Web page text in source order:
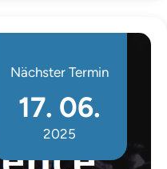
Nächster Termin
17. 06.
2025